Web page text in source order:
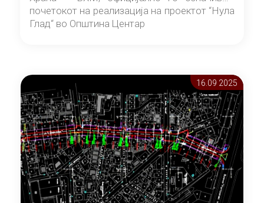
почетокот на реализација на проектот “Нула
Глад“ во Општина Центар
16.09 2025